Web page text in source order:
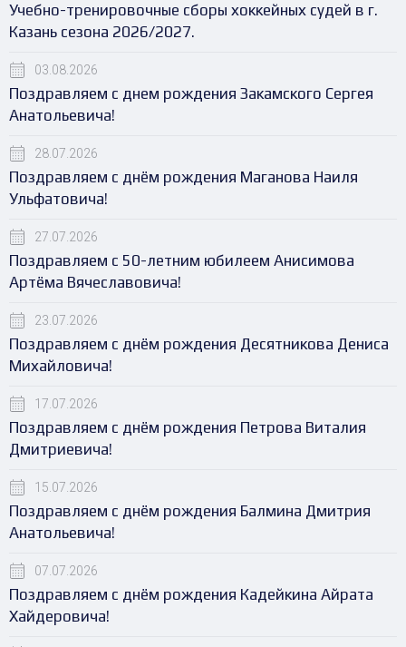
Учебно-тренировочные сборы хоккейных судей в г.
Казань сезона 2026/2027.
03.08.2026
Поздравляем с днем рождения Закамского Сергея
Анатольевича!
28.07.2026
Поздравляем с днём рождения Маганова Наиля
Ульфатовича!
27.07.2026
Поздравляем с 50-летним юбилеем Анисимова
Артёма Вячеславовича!
23.07.2026
Поздравляем с днём рождения Десятникова Дениса
Михайловича!
17.07.2026
Поздравляем с днём рождения Петрова Виталия
Дмитриевича!
15.07.2026
Поздравляем с днём рождения Балмина Дмитрия
Анатольевича!
07.07.2026
Поздравляем с днём рождения Кадейкина Айрата
Хайдеровича!